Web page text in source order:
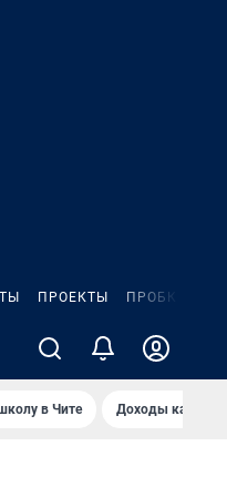
ПРОЕКТЫ ПРОБКИ
в Чите Доходы